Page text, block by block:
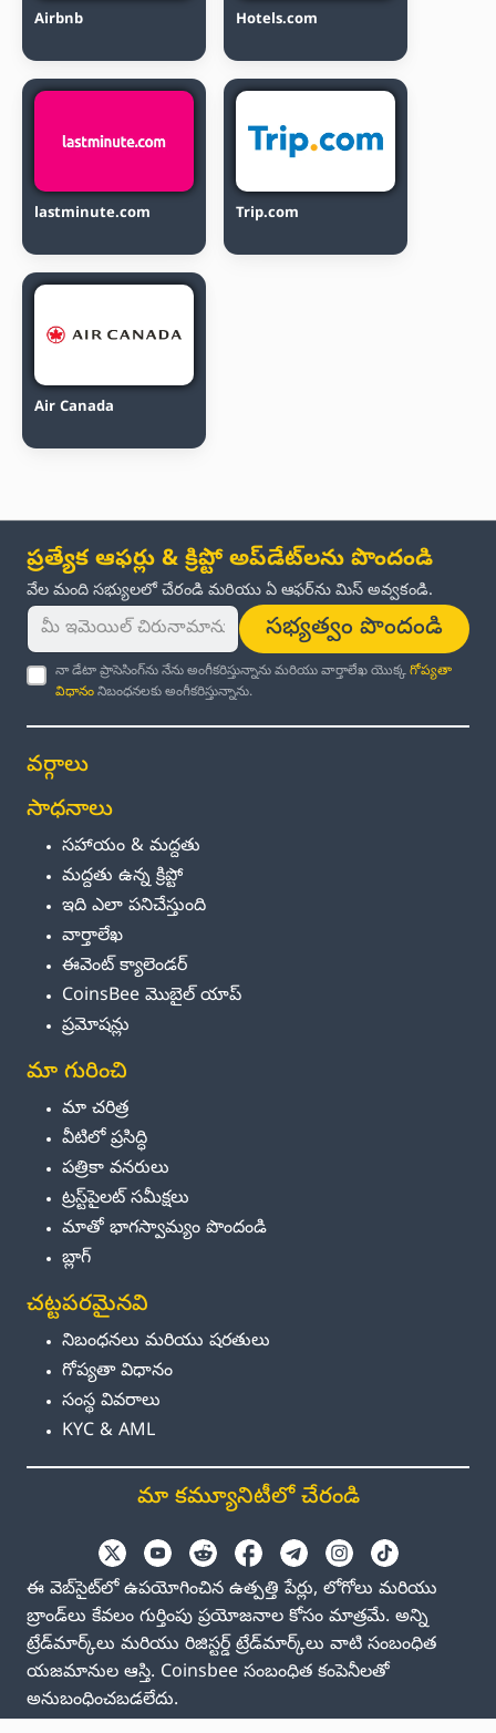
Airbnb Hotels.com
lastminute.com Trip.com
Air Canada
ప్రత్యేక ఆఫర్లు & క్రిప్టో అప్‌డేట్‌లను పొందండి
వేల మంది సభ్యులలో చేరండి మరియు ఏ ఆఫర్‌ను మిస్ అవ్వకండి.
సభ్యత్వం పొందండి
నా డేటా ప్రాసెసింగ్‌ను నేను అంగీకరిస్తున్నాను మరియు వార్తాలేఖ యొక్కగోప్యతా
విధానంనిబంధనలకు అంగీకరిస్తున్నాను.
వర్గాలు
సాధనాలు
సహాయం & మద్దతు
మద్దతు ఉన్న క్రిప్టో
ఇది ఎలా పనిచేస్తుంది
వార్తాలేఖ
ఈవెంట్ క్యాలెండర్
CoinsBee మొబైల్ యాప్
ప్రమోషన్లు
మా గురించి
మా చరిత్ర
వీటిలో ప్రసిద్ధి
పత్రికా వనరులు
ట్రస్ట్‌పైలట్ సమీక్షలు
మాతో భాగస్వామ్యం పొందండి
బ్లాగ్
చట్టపరమైనవి
నిబంధనలు మరియు షరతులు
గోప్యతా విధానం
సంస్థ వివరాలు
KYC & AML
మా కమ్యూనిటీలో చేరండి
ఈ వెబ్‌సైట్‌లో ఉపయోగించిన ఉత్పత్తి పేర్లు, లోగోలు మరియు
బ్రాండ్‌లు కేవలం గుర్తింపు ప్రయోజనాల కోసం మాత్రమే. అన్ని
ట్రేడ్‌మార్క్‌లు మరియు రిజిస్టర్డ్ ట్రేడ్‌మార్క్‌లు వాటి సంబంధిత
యజమానుల ఆస్తి. Coinsbee సంబంధిత కంపెనీలతో
అనుబంధించబడలేదు.